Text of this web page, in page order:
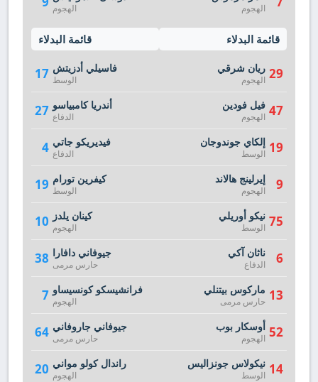
الهجوم
قائمة البدلاء
17 فاسيلي أدزيتش
الوسط
27 أندريا كامبياسو
الدفاع
4 فيديريكو جاتي
الدفاع
19 كيفرين تورام
الوسط
10 كينان يلدز
الهجوم
38 جيوفاني دافارا
حارس مرمى
7 فرانشيسكو كونسيساو
الهجوم
64 جيوفاني جاروفاني
حارس مرمى
20 راندال كولو مواني
الهجوم
الهجوم
قائمة البدلاء
29 ريان شرقي
الهجوم
47 فيل فودين
الهجوم
19 إلكاي جوندوجان
الوسط
9 إيرلينج هالاند
الهجوم
75 نيكو أوريلي
الوسط
6 ناثان آكي
الدفاع
13 ماركوس بيتنلي
حارس مرمى
52 أوسكار بوب
الهجوم
14 نيكولاس جونزاليس
الوسط